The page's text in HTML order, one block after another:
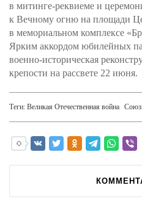
в митинге-реквиеме и
к Вечному огню на площади
в мемориальном комплексе
Ярким аккордом юбилейных
военно-историческая
крепости на рассвете 22 июня.
Теги: Великая Отечественная война